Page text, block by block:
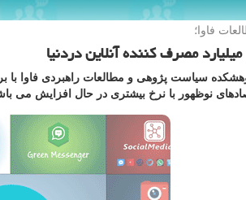
فاوا؛
سیاست پژوهی و مطالعات راهبردی فاوا
نوظهور با نرخ بیشتری در حال افزایش می